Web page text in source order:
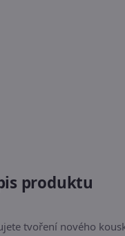
produktu
tvoření nového